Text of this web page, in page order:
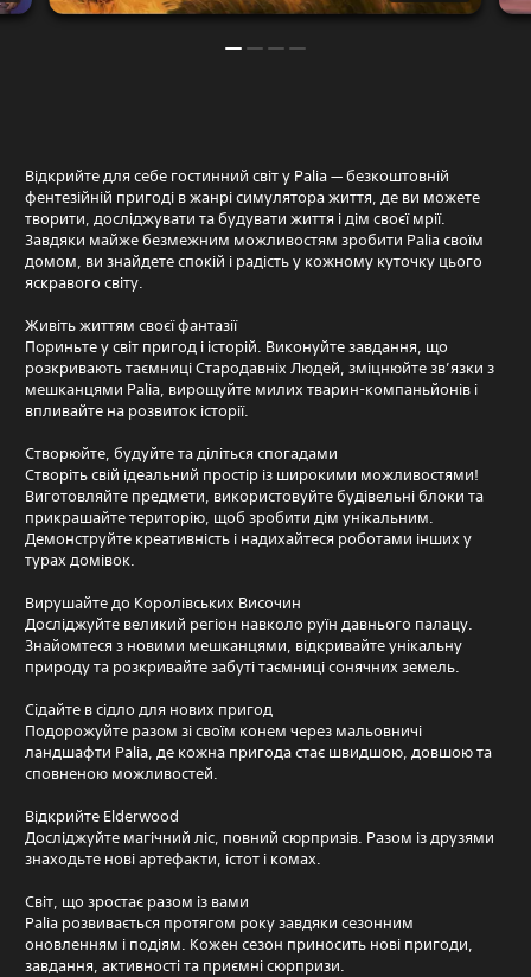
Відкрийте для себе гостинний світ у Palia — безкоштовній
фентезійній пригоді в жанрі симулятора життя, де ви можете
творити, досліджувати та будувати життя і дім своєї мрії.
Завдяки майже безмежним можливостям зробити Palia своїм
домом, ви знайдете спокій і радість у кожному куточку цього
яскравого світу.
Живіть життям своєї фантазії
Пориньте у світ пригод і історій. Виконуйте завдання, що
розкривають таємниці Стародавніх Людей, зміцнюйте зв’язки з
мешканцями Palia, вирощуйте милих тварин-компаньйонів і
впливайте на розвиток історії.
Створюйте, будуйте та діліться спогадами
Створіть свій ідеальний простір із широкими можливостями!
Виготовляйте предмети, використовуйте будівельні блоки та
прикрашайте територію, щоб зробити дім унікальним.
Демонструйте креативність і надихайтеся роботами інших у
турах домівок.
Вирушайте до Королівських Височин
Досліджуйте великий регіон навколо руїн давнього палацу.
Знайомтеся з новими мешканцями, відкривайте унікальну
природу та розкривайте забуті таємниці сонячних земель.
Сідайте в сідло для нових пригод
Подорожуйте разом зі своїм конем через мальовничі
ландшафти Palia, де кожна пригода стає швидшою, довшою та
сповненою можливостей.
Відкрийте Elderwood
Досліджуйте магічний ліс, повний сюрпризів. Разом із друзями
знаходьте нові артефакти, істот і комах.
Світ, що зростає разом із вами
Palia розвивається протягом року завдяки сезонним
оновленням і подіям. Кожен сезон приносить нові пригоди,
завдання, активності та приємні сюрпризи.